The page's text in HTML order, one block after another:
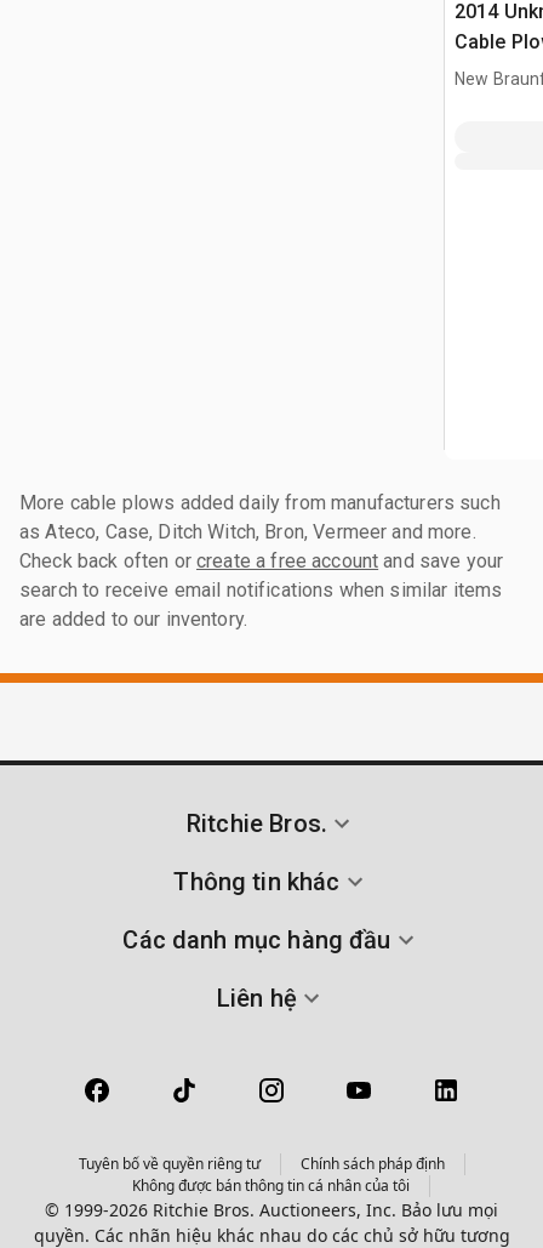
2014
Cable
New
More cable plows added daily from manufacturers such
as Ateco, Case, Ditch Witch, Bron, Vermeer and more.
Check back often or create a free account and save your
search to receive email notifications when similar items
are added to our inventory.
Ritchie Bros.
Thông tin khác
Các danh mục hàng đầu
Liên hệ
Tuyên bố về quyền riêng tư
Chính sách pháp định
Không được bán thông tin cá nhân của tôi
© 1999-2026 Ritchie Bros. Auctioneers, Inc. Bảo lưu mọi
quyền. Các nhãn hiệu khác nhau do các chủ sở hữu tương